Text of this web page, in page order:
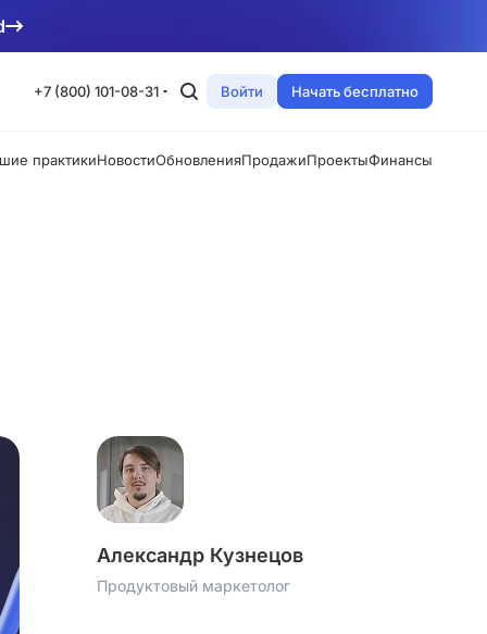
+7 (800) 101-08-31 Войти Начать бесплатно
практикиНовостиОбновленияПродажиПроектыФинансы
Александр Кузнецов
Продуктовый маркетолог